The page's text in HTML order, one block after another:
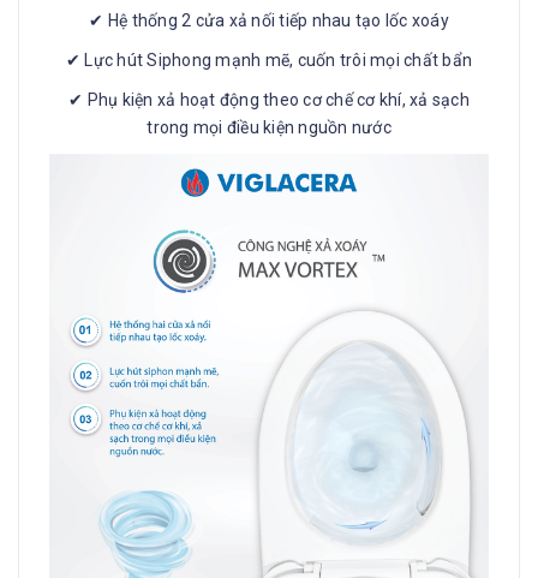
✔ Hệ thống 2 cửa xả nối tiếp nhau tạo lốc xoáy
✔ Lực hút Siphong mạnh mẽ, cuốn trôi mọi chất bẩn
✔ Phụ kiện xả hoạt động theo cơ chế cơ khí, xả sạch
trong mọi điều kiện nguồn nước